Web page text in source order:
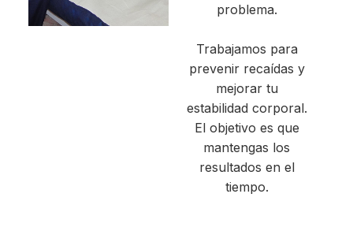
problema.
Trabajamos para
prevenir recaídas y
mejorar tu
estabilidad corporal.
El objetivo es que
mantengas los
resultados en el
tiempo.